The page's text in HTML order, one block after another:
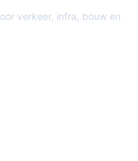
verkeer, infra, bouw en